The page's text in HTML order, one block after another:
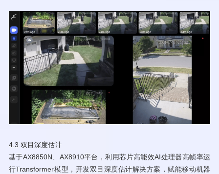
4.3 双目深度估计
基于AX8850N、AX8910平台，利用芯片高能效AI处理器高帧率运
行Transformer模型，开发双目深度估计解决方案，赋能移动机器